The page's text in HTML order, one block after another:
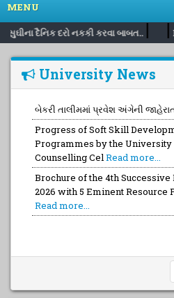
MENU
દૈનિક દરો નકકી કરવા બાબત..| |
University News
બેકરી તાલીમમાં પ્રવેશ અંગેની
Progress of Soft Skill
Programmes by the University
Counselling CelRead more...
Brochure of the 4th
2026 with 5 Eminent Resource
Read more...